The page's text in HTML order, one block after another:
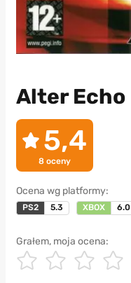
Alter Echo
5,4
8oceny
Ocena wg platformy:
PS2 5.3 XBOX 6.0
Grałem, moja ocena: